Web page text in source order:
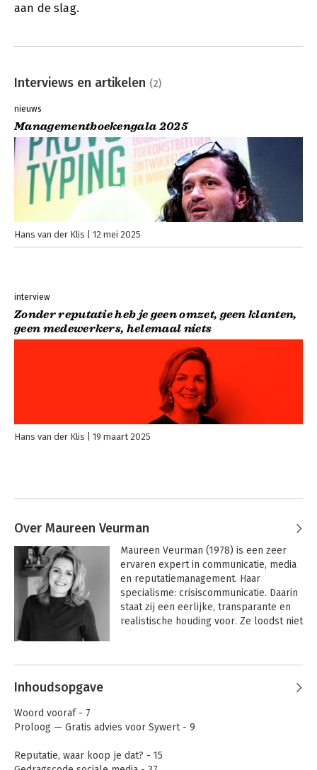
aan de slag.
Interviews en artikelen (2)
nieuws
Managementboekengala 2025
Hans van der Klis 12 mei 2025
interview
Zonder reputatie heb je geen omzet, geen klanten,
geen medewerkers, helemaal niets
Hans van der Klis 19 maart 2025
Over Maureen Veurman
Maureen Veurman (1978) is een zeer
ervaren expert in communicatie, media
en reputatiemanagement. Haar
specialisme: crisiscommunicatie. Daarin
staat zij een eerlijke, transparante en
realistische houding voor. Ze loodst niet
veerkrachtiger in vredestijd. Haar
Andere boeken door Maureen
Veurman
Inhoudsopgave
Woord vooraf - 7
Proloog — Gratis advies voor Sywert - 9
Reputatie, waar koop je dat? - 15